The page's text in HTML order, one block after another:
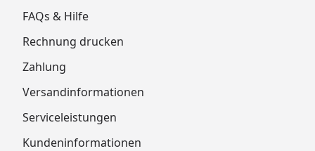
FAQs & Hilfe
Rechnung drucken
Zahlung
Versandinformationen
Serviceleistungen
Kundeninformationen